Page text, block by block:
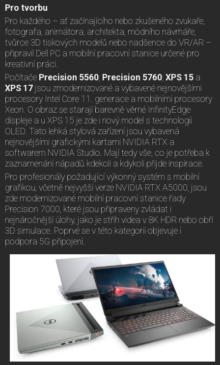
Pro tvorbu
Pro každého – ať začínajícího nebo zkušeného zvukaře,
fotografa, animátora, architekta, módního návrháře,
tvůrce 3D tiskových modelů nebo nadšence do VR/AR –
připravil Dell PC a mobilní pracovní stanice určené pro
kreativní práci.
Počítače Precision 5560 Precision 5760 XPS 15 a
XPS 17 jsou zmodernizované a vybavené nejnovějšími
procesory Intel Core 11. generace a mobilními procesory
Xeon. O obraz se starají barevně věrné InfinityEdge
displeje a u XPS 15 je zde i nový model s technologií
OLED. Tato lehká stylová zařízení jsou vybavená
nejnovějšími grafickými kartami NVIDIA RTX a
softwarem NVIDIA Studio. Mají tedy vše, co je potřeba k
zaznamenání nápadů kdekoli a kdykoli přijde inspirace.
Pro profesionály požadující výkonný systém s mobilní
grafikou, včetně nejvyšší verze NVIDIA RTX A5000, jsou
zde modernizované mobilní pracovní stanice řady
Precision 7000, které jsou připraveny zvládat i
nejnáročnější úlohy, jako je střih videa v 8K HDR nebo obří
3D simulace. Poprvé se v této kategorii objevuje i
podpora 5G připojení.